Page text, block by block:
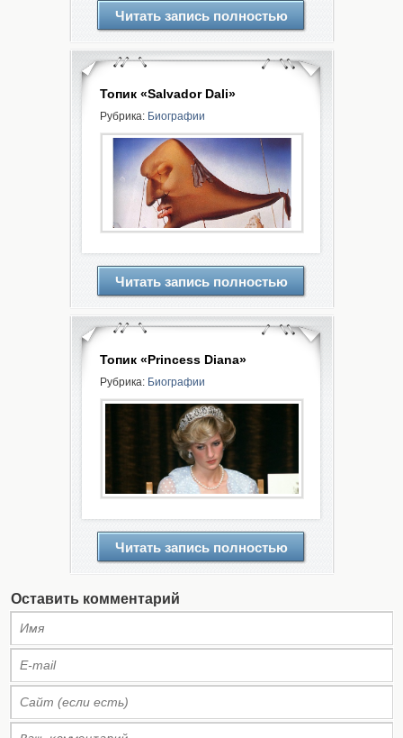
Читать запись полностью
Топик «Salvador Dali»
Рубрика: Биографии
Читать запись полностью
Топик «Princess Diana»
Рубрика: Биографии
Читать запись полностью
Оставить комментарий